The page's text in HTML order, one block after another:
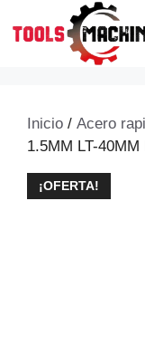
Inicio / Acero
1.5MM LT-
¡OFERTA!